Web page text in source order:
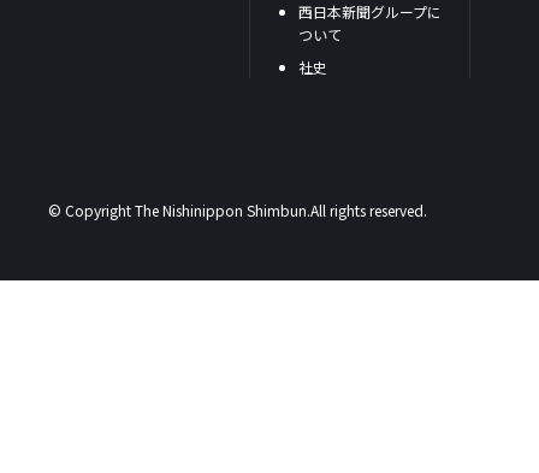
西日本新聞グループに
ついて
社史
© Copyright The Nishinippon Shimbun.All rights reserved.